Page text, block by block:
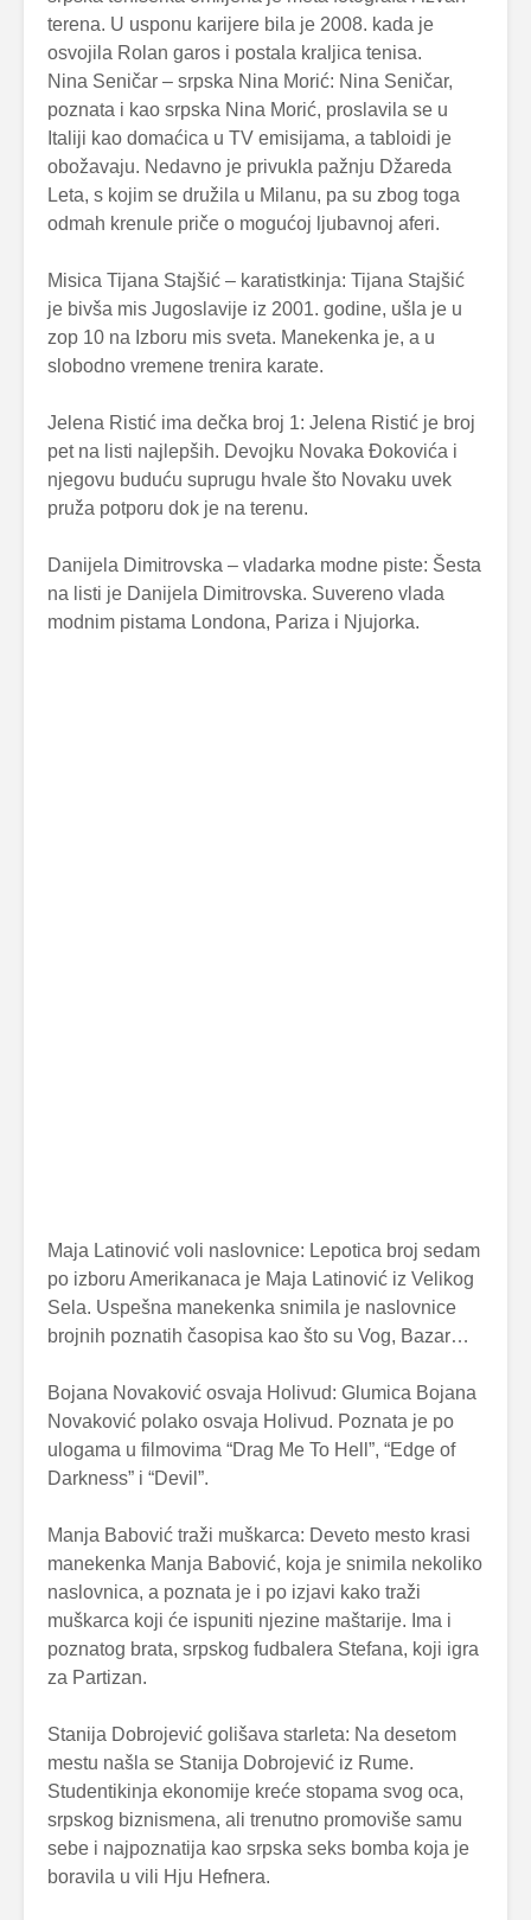
terena. U usponu karijere bila je 2008. kada je
osvojila Rolan garos i postala kraljica tenisa.
Nina Seničar – srpska Nina Morić: Nina Seničar,
poznata i kao srpska Nina Morić, proslavila se u
Italiji kao domaćica u TV emisijama, a tabloidi je
obožavaju. Nedavno je privukla pažnju Džareda
Leta, s kojim se družila u Milanu, pa su zbog toga
odmah krenule priče o mogućoj ljubavnoj aferi.
Misica Tijana Stajšić – karatistkinja: Tijana Stajšić
je bivša mis Jugoslavije iz 2001. godine, ušla je u
zop 10 na Izboru mis sveta. Manekenka je, a u
slobodno vremene trenira karate.
Jelena Ristić ima dečka broj 1: Jelena Ristić je broj
pet na listi najlepših. Devojku Novaka Đokovića i
njegovu buduću suprugu hvale što Novaku uvek
pruža potporu dok je na terenu.
Danijela Dimitrovska – vladarka modne piste: Šesta
na listi je Danijela Dimitrovska. Suvereno vlada
modnim pistama Londona, Pariza i Njujorka.
Maja Latinović voli naslovnice: Lepotica broj sedam
po izboru Amerikanaca je Maja Latinović iz Velikog
Sela. Uspešna manekenka snimila je naslovnice
brojnih poznatih časopisa kao što su Vog, Bazar…
Bojana Novaković osvaja Holivud: Glumica Bojana
Novaković polako osvaja Holivud. Poznata je po
ulogama u filmovima “Drag Me To Hell”, “Edge of
Darkness” i “Devil”.
Manja Babović traži muškarca: Deveto mesto krasi
manekenka Manja Babović, koja je snimila nekoliko
naslovnica, a poznata je i po izjavi kako traži
muškarca koji će ispuniti njezine maštarije. Ima i
poznatog brata, srpskog fudbalera Stefana, koji igra
za Partizan.
Stanija Dobrojević golišava starleta: Na desetom
mestu našla se Stanija Dobrojević iz Rume.
Studentikinja ekonomije kreće stopama svog oca,
srpskog biznismena, ali trenutno promoviše samu
sebe i najpoznatija kao srpska seks bomba koja je
boravila u vili Hju Hefnera.